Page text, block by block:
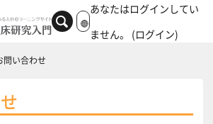
プする
あなたはログインしてい
ません。 (ログイン)
問い合わせ